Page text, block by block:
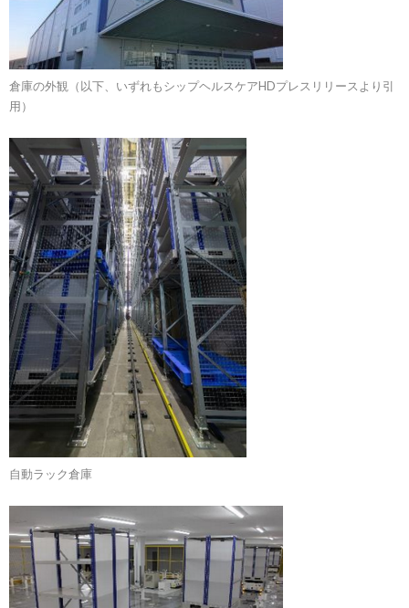
倉庫の外観（以下、いずれもシップヘルスケアHDプレスリリースより引
用）
自動ラック倉庫